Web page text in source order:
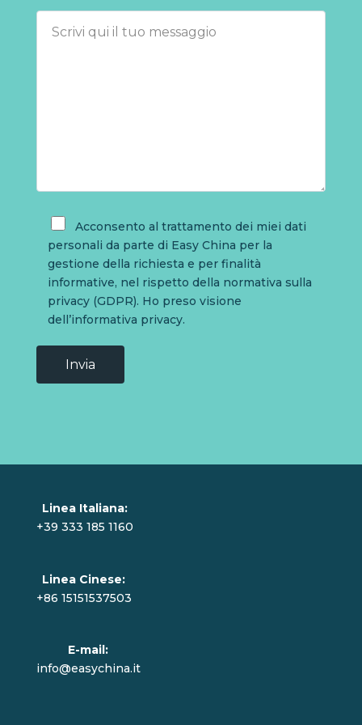
Acconsento al trattamento dei miei dati
personali da parte di Easy China per la
gestione della richiesta e per finalità
informative, nel rispetto della normativa sulla
privacy (GDPR). Ho preso visione
dell’informativa privacy.
Linea Italiana:
+39 333 185 1160
Linea Cinese:
+86 15151537503
E-mail:
info@easychina.it